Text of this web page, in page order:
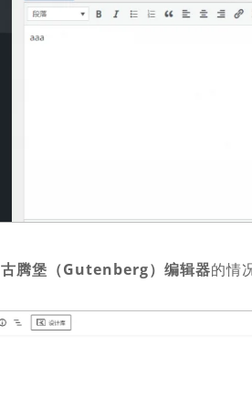
古腾堡（Gutenberg）编辑器的情